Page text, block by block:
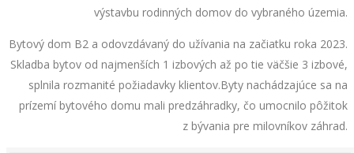
výstavbu rodinných domov do vybraného územia.
Bytový dom B2 a odovzdávaný do užívania na začiatku roka 2023.
Skladba bytov od najmenších 1 izbových až po tie väčšie 3 izbové,
splnila rozmanité požiadavky klientov.Byty nachádzajúce sa na
prízemí bytového domu mali predzáhradky, čo umocnilo pôžitok
z bývania pre milovníkov záhrad.